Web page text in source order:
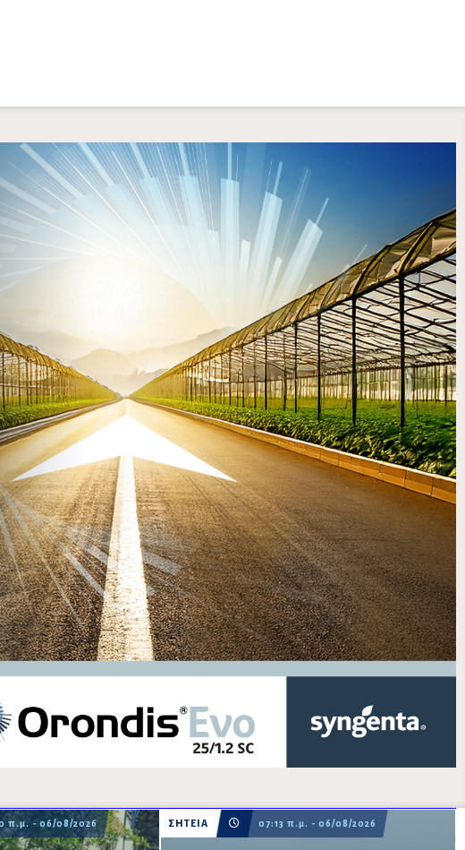
π.μ. - 06/08/2026 ΣΗΤΕΙΑ 07:13 π.μ. - 06/08/2026